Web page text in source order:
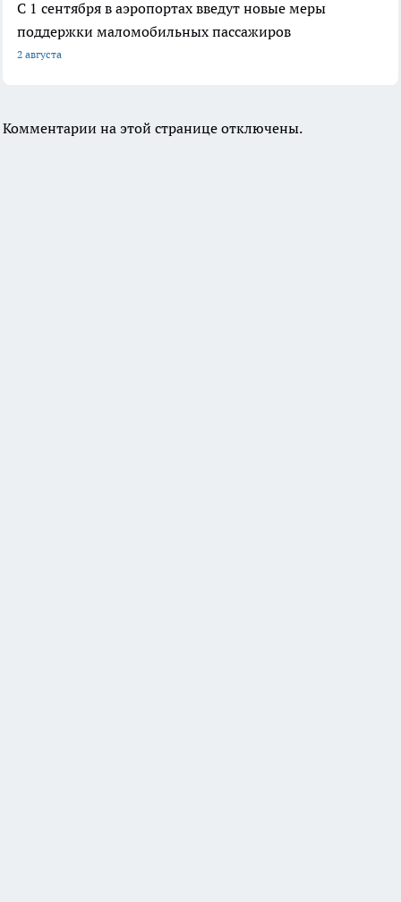
С 1 сентября в аэропортах введут новые меры
поддержки маломобильных пассажиров
2 августа
Комментарии на этой странице отключены.